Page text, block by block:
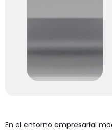
En el entorno empresarial